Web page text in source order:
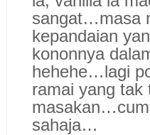
sangat…masa
kepandaian
kononnya
hehehe…lagi
ramai yang tak
sahaja…